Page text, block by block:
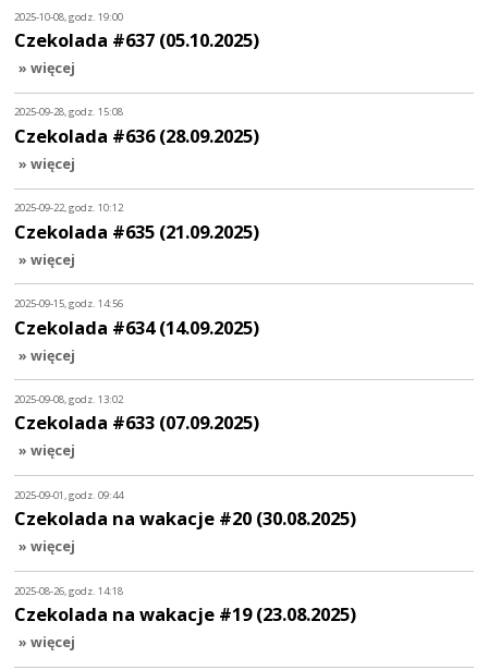
2025-10-08, godz. 19:00
Czekolada #637 (05.10.2025)
» więcej
2025-09-28, godz. 15:08
Czekolada #636 (28.09.2025)
» więcej
2025-09-22, godz. 10:12
Czekolada #635 (21.09.2025)
» więcej
2025-09-15, godz. 14:56
Czekolada #634 (14.09.2025)
» więcej
2025-09-08, godz. 13:02
Czekolada #633 (07.09.2025)
» więcej
2025-09-01, godz. 09:44
Czekolada na wakacje #20 (30.08.2025)
» więcej
2025-08-26, godz. 14:18
Czekolada na wakacje #19 (23.08.2025)
» więcej